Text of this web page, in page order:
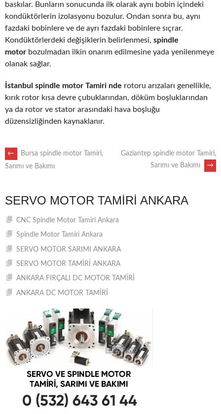
baskılar. Bunların sonucunda ilk olarak aynı bobin içindeki
kondüktörlerin izolasyonu bozulur. Ondan sonra bu, aynı
fazdaki bobinlere ve de ayrı fazdaki bobinlere sıçrar.
Kondüktörlerdeki değişiklerin belirlenmesi, spindle
motor bozulmadan ilkin onarım edilmesine yada yenilenmeye
olanak sağlar.
İstanbul spindle motor Tamiri nde rotoru arızaları genellikle,
kırık rotor kısa devre çubuklarından, döküm boşluklarından
ya da rotor ve stator arasındaki hava boşluğu
düzensizliğinden kaynaklanır.
POST
←
Bursa spindle motor Tamiri,
Sarımı ve Bakımı
Gaziantep spindle motor Tamiri,
Sarımı ve Bakımı
→
SERVO MOTOR TAMIRI ANKARA
CNC Spindle Motor Tamiri Ankara
Spindle Motor Tamiri Ankara
SERVO MOTOR SARIMI ANKARA
SERVO MOTOR TAMİRİ ANKARA
ANKARA FIRÇALI DC MOTOR TAMİRİ
ANKARA DC MOTOR TAMİRİ